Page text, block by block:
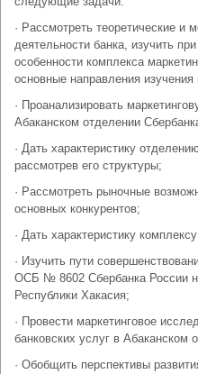
· Рассмотреть теоретические и
деятельности банка, изучить
особенности комплекса
основные направления изучения
· Проанализировать
Абаканском отделении
· Дать характеристику
рассмотрев его структуры;
· Рассмотреть рыночные
основных конкурентов;
· Дать характеристику
· Изучить пути
ОСБ № 8602 Сбербанка России
Республики Хакасия;
· Провести маркетинговое
банковских услуг в Абаканском
· Обобщить перспективы